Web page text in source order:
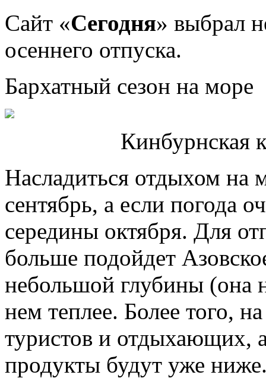
Сайт «Сегодня» выбрал
осеннего отпуска.
Бархатный сезон на море
Кинбурнская
Насладиться отдыхом на
сентябрь, а если погода
середины октября. Для
больше подойдет
небольшой глубины (она
нем теплее. Более того,
туристов и отдыхающих,
продукты будут уже